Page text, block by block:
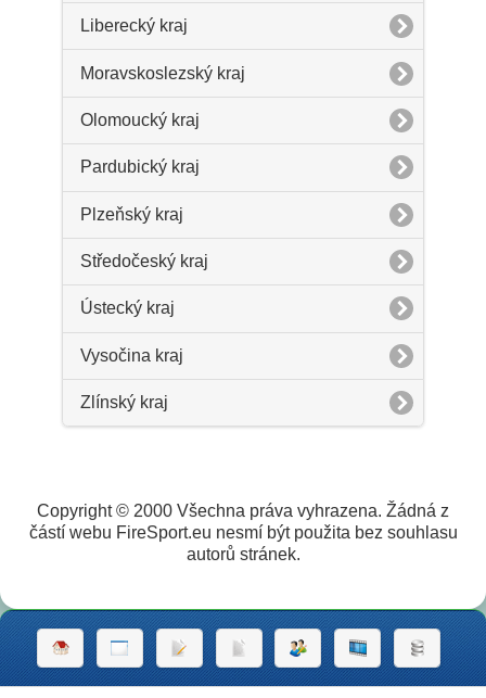
Liberecký kraj
Moravskoslezský kraj
Olomoucký kraj
Pardubický kraj
Plzeňský kraj
Středočeský kraj
Ústecký kraj
Vysočina kraj
Zlínský kraj
Copyright © 2000 Všechna práva vyhrazena. Žádná z
částí webu FireSport.eu nesmí být použita bez souhlasu
autorů stránek.